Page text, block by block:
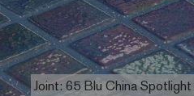
Joint: 65 Blu China Spotlight